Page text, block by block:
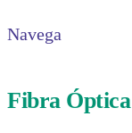
Navega
Fibra Óptica